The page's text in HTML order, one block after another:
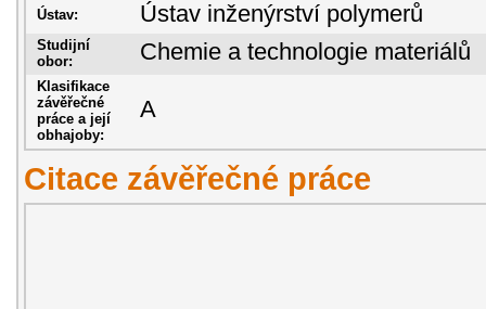
Ústav: Ústav inženýrství polymerů
Studijní
obor:
Chemie a technologie materiálů
Klasifikace
závěřečné
práce a její
obhajoby:
A
Citace závěřečné práce